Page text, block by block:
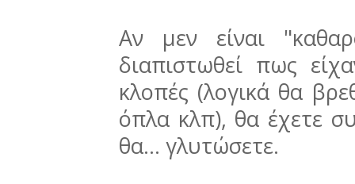
Αν μεν είναι
διαπιστωθεί πως
κλοπές (λογικά θα
όπλα κλπ), θα έχετε
θα... γλυτώσετε.